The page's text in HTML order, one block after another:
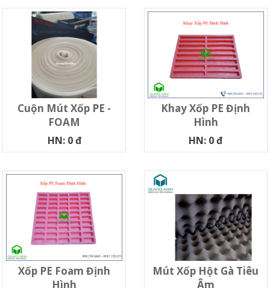
Cuộn Mút Xốp PE -
FOAM
HN: 0 đ
Khay Xốp PE Định
Hình
HN: 0 đ
Xốp PE Foam Định
Hình
Mút Xốp Hột Gà Tiêu
Âm